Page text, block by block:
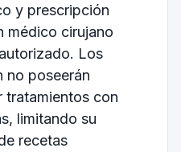
y prescripción
médico cirujano
Los
no poseerán
tratamientos con
limitando su
recetas